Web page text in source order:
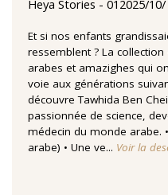
Heya Stories 01‏/10‏/2025
Et si nos enfants
ressemblent ? La
arabes et amazighes qui
voie aux générations
découvre Tawhida Ben
passionnée de science,
médecin du monde arabe.
arabe) • Une ve... Voir la